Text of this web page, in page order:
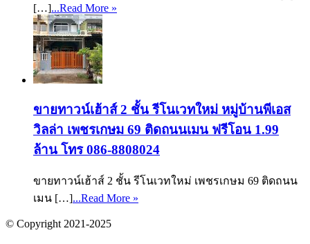
[…]...Read More »
ขายทาวน์เฮ้าส์ 2 ชั้น รีโนเวทใหม่ หมู่บ้านพีเอส
วิลล่า เพชรเกษม 69 ติดถนนเมน ฟรีโอน 1.99
ล้าน โทร 086-8808024
ขายทาวน์เฮ้าส์ 2 ชั้น รีโนเวทใหม่ เพชรเกษม 69 ติดถนน
เมน […]...Read More »
© Copyright 2021-2025